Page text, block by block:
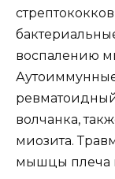
воспалению
Аутоиммунные
волчанка,
миозита.
мышцы плеча